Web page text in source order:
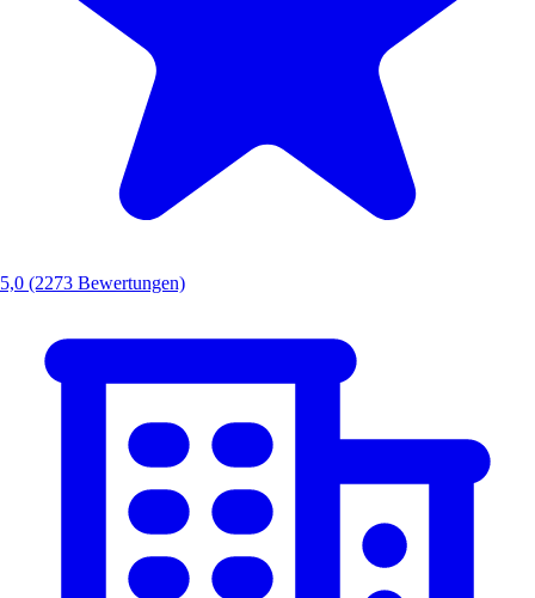
5,0 (2273 Bewertungen)